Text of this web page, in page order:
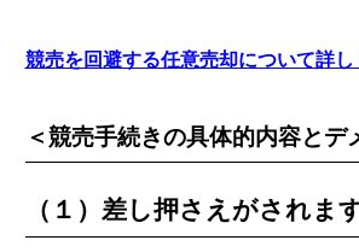
競売を回避する任意売却について詳し
＜競売手続きの具体的内容とデ
（１）差し押さえがされます